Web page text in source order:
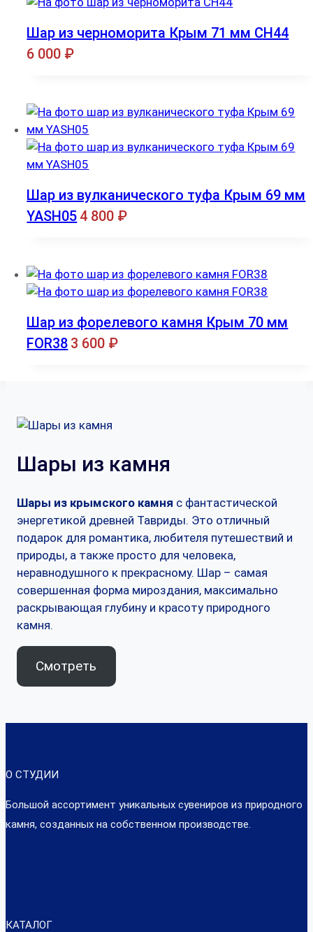
Шар из черноморита Крым 71 мм CH44
6 000 ₽
Шар из вулканического туфа Крым 69 мм
YASH05 4 800 ₽
Шар из форелевого камня Крым 70 мм
FOR38 3 600 ₽
Шары из камня
Шары из крымского камня с фантастической
энергетикой древней Тавриды. Это отличный
подарок для романтика, любителя путешествий и
природы, а также просто для человека,
неравнодушного к прекрасному. Шар – самая
совершенная форма мироздания, максимально
раскрывающая глубину и красоту природного
камня.
Смотреть
О СТУДИИ
Большой ассортимент уникальных сувениров из природного
камня, созданных на собственном производстве.
КАТАЛОГ